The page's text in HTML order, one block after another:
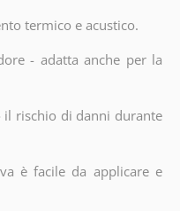
termico e acustico.
- adatta anche per la
il rischio di danni durante
è facile da applicare e